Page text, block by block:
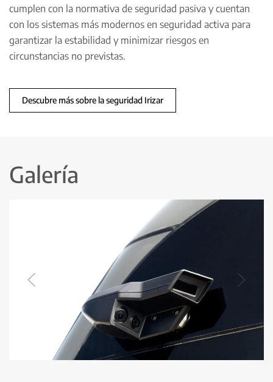
cumplen con la normativa de seguridad pasiva y cuentan
con los sistemas más modernos en seguridad activa para
garantizar la estabilidad y minimizar riesgos en
circunstancias no previstas.
Descubre más sobre la seguridad Irizar
Galería